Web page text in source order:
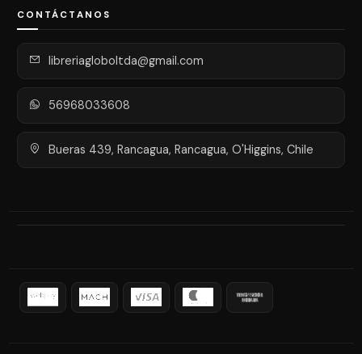
CONTÁCTANOS
libreriagloboltda@gmail.com
56968033608
Bueras 439, Rancagua, Rancagua, O'Higgins, Chile